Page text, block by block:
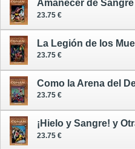
23.75 €
23.75 €
23.75 €
23.75 €